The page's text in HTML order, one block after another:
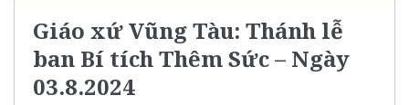
Giáo xứ Vũng Tàu: Thánh lễ
ban Bí tích Thêm Sức – Ngày
03.8.2024